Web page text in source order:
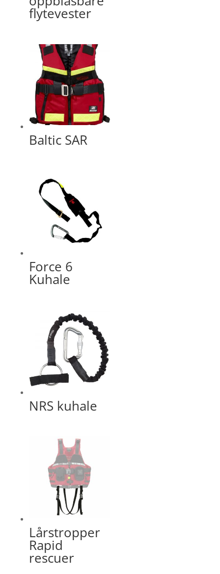
flytevester
Baltic SAR
Force 6
Kuhale
NRS kuhale
Lårstropper
Rapid
rescuer